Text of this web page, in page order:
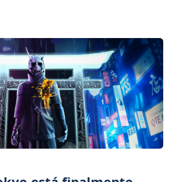
levando os espectadores para